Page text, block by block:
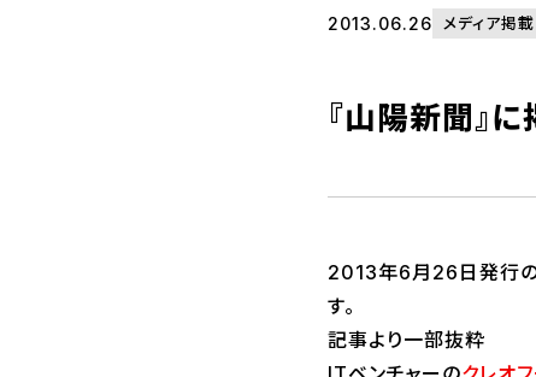
2013.06.26 メディア掲載
『山陽新聞』
2013年6月26日発行の
す。
記事より一部抜粋